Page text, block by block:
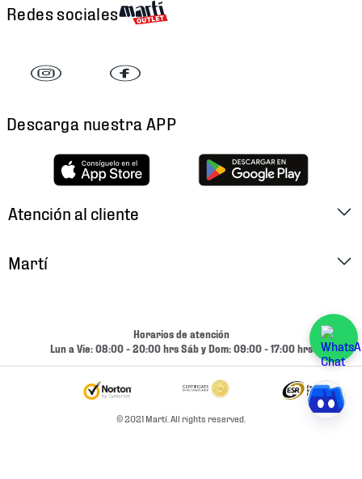
Redes sociales
Descarga nuestra APP
Atención al cliente
Cambios y Devoluciones
Condiciones de Entrega
Martí
Términos y Condiciones
Horarios de atención
Lun a Vie: 08:00 - 20:00 hrs Sáb y Dom: 09:00 - 17:00 hrs
© 2021 Martí. All rights reserved.